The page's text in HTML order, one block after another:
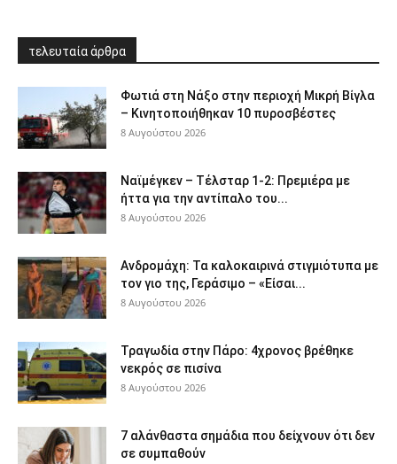
τελευταία άρθρα
Φωτιά στη Νάξο στην περιοχή Μικρή Βίγλα
– Κινητοποιήθηκαν 10 πυροσβέστες
8 Αυγούστου 2026
Ναϊμέγκεν – Τέλσταρ 1-2: Πρεμιέρα με
ήττα για την αντίπαλο του...
8 Αυγούστου 2026
Ανδρομάχη: Τα καλοκαιρινά στιγμιότυπα με
τον γιο της, Γεράσιμο – «Είσαι...
8 Αυγούστου 2026
Τραγωδία στην Πάρο: 4χρονος βρέθηκε
νεκρός σε πισίνα
8 Αυγούστου 2026
7 αλάνθαστα σημάδια που δείχνουν ότι δεν
σε συμπαθούν